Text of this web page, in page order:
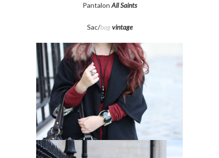
Pantalon All Saints
Sac/bag vintage